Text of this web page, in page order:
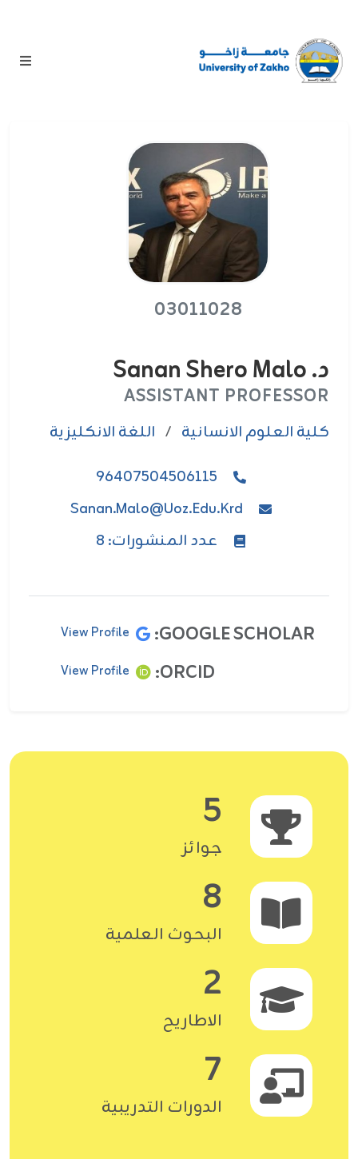
03011028
د. Sanan Shero Malo
ASSISTANT PROFESSOR
كلية العلوم الانسانية / اللغة الانكليزية
96407504506115
Sanan.malo@uoz.edu.krd
عدد المنشورات: 8
GOOGLE SCHOLAR:
View Profile
ORCID:
View Profile
5
جوائز
8
البحوث العلمية
2
الاطاريح
7
الدورات التدريبية